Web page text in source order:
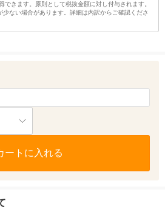
できます。原則として税抜金額に対し付与されます。
ない場合があります。詳細は内訳からご確認くださ
ートに入れる